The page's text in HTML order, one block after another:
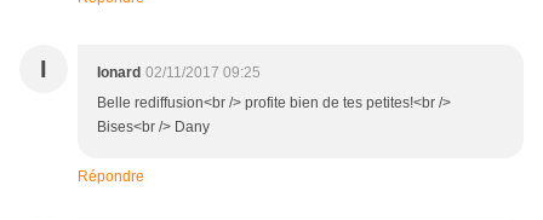
I Ionard 02/11/2017 09:25
Belle rediffusion<br /> profite bien de tes petites!<br />
Bises<br /> Dany
Répondre